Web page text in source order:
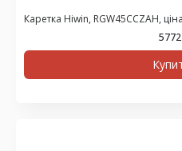
Каретка Hiwin, RGW45CCZAH,